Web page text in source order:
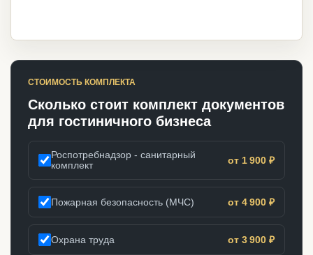
СТОИМОСТЬ КОМПЛЕКТА
Сколько стоит комплект документов
для гостиничного бизнеса
Роспотребнадзор - санитарный
комплект
от 1 900 ₽
Пожарная безопасность (МЧС) от 4 900 ₽
Охрана труда от 3 900 ₽